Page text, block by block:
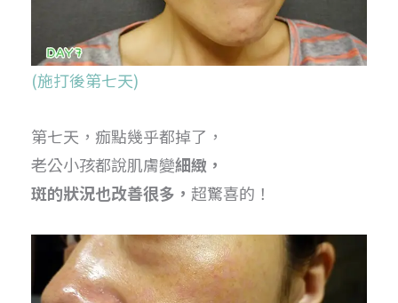
(施打後第七天)
第七天，痂點幾乎都掉了，
老公小孩都說肌膚變細緻，
斑的狀況也改善很多， 超驚喜的！